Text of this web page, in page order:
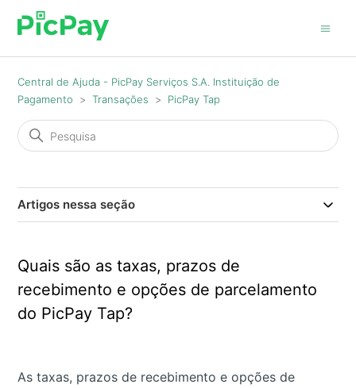
Central de Ajuda - PicPay Serviços S.A. Instituição de
Pagamento
Transações PicPay Tap
Artigos nessa seção
Quais são as taxas, prazos de
recebimento e opções de parcelamento
do PicPay Tap?
As taxas, prazos de recebimento e opções de